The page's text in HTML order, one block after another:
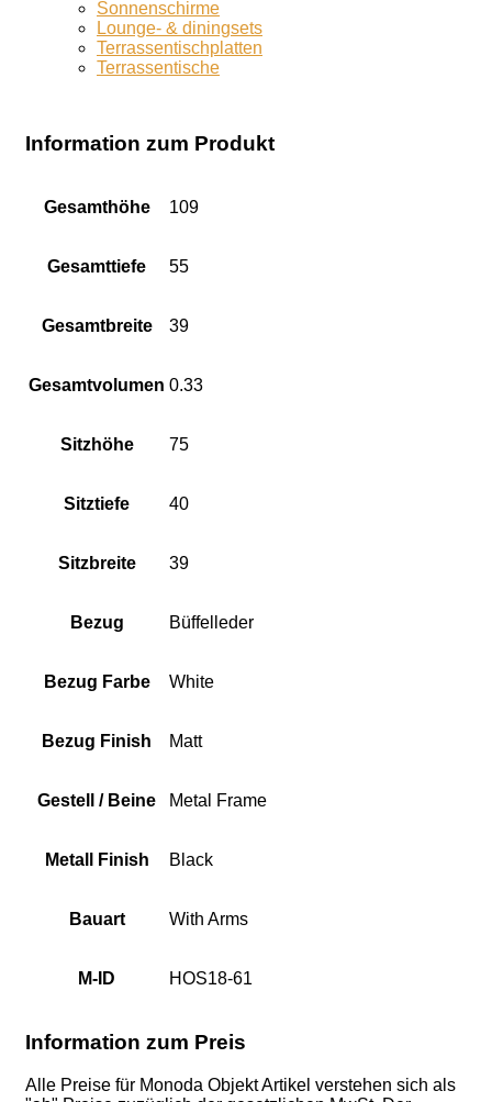
Sonnenschirme
Lounge- & diningsets
Terrassentischplatten
Terrassentische
Information zum Produkt
Gesamthöhe 109
Gesamttiefe 55
Gesamtbreite 39
Gesamtvolumen 0.33
Sitzhöhe 75
Sitztiefe 40
Sitzbreite 39
Bezug Büffelleder
Bezug Farbe White
Bezug Finish Matt
Gestell / Beine Metal Frame
Metall Finish Black
Bauart With Arms
M-ID HOS18-61
Information zum Preis
Alle Preise für Monoda Objekt Artikel verstehen sich als